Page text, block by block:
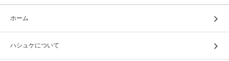
ホーム
ハシュケについて